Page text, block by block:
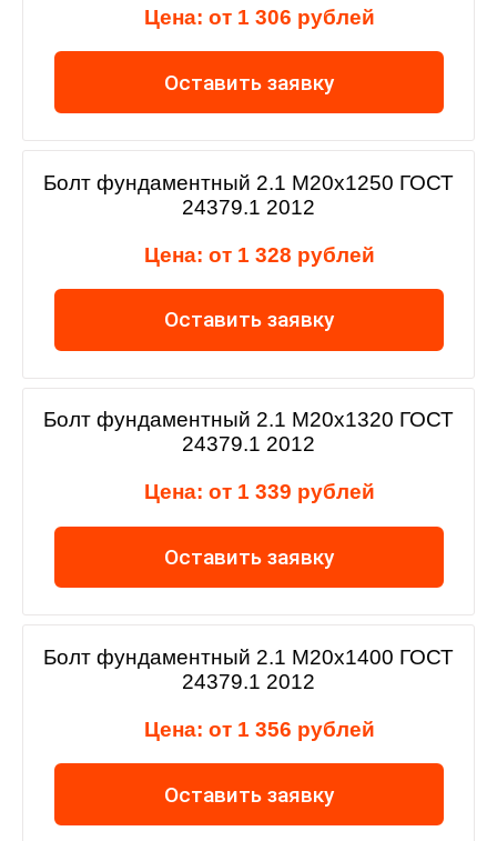
Цена: от 1 306 рублей
Оставить заявку
Болт фундаментный 2.1 М20х1250 ГОСТ
24379.1 2012
Цена: от 1 328 рублей
Оставить заявку
Болт фундаментный 2.1 М20х1320 ГОСТ
24379.1 2012
Цена: от 1 339 рублей
Оставить заявку
Болт фундаментный 2.1 М20х1400 ГОСТ
24379.1 2012
Цена: от 1 356 рублей
Оставить заявку